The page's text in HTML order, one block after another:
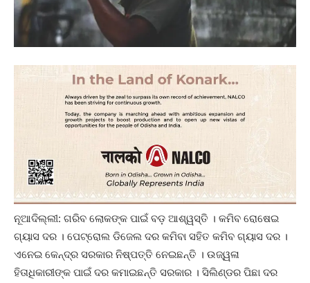
ନୂଆଦିଲ୍ଲୀ: ଗରିବ ଲୋକଙ୍କ ପାଇଁ ବଡ଼ ଆଶ୍ୱସ୍ତି । କମିବ ରୋଷେଇ
ଗ୍ୟାସ ଦର । ପେଟ୍ରୋଲ ଡିଜେଲ ଦର କମିବା ସହିତ କମିବ ଗ୍ୟାସ ଦର ।
ଏନେଇ କେନ୍ଦ୍ର ସରକାର ନିଷ୍ପତ୍ତି ନେଇଛନ୍ତି । ଉଜ୍ୱଳା
ହିତାଧିକାରୀଙ୍କ ପାଇଁ ଦର କମାଇଛନ୍ତି ସରକାର । ସିଲିଣ୍ଡର ପିଛା ଦର